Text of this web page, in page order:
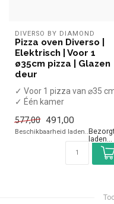
DIVERSO BY DIAMOND
Pizza oven Diverso |
Elektrisch | Voor 1
ø35cm pizza | Glazen
✓ Voor 1 pizza van ⌀35 cm
✓ Handbediend
✓ 1,9 kW
577,00 491,00
Beschikbaarheid laden..